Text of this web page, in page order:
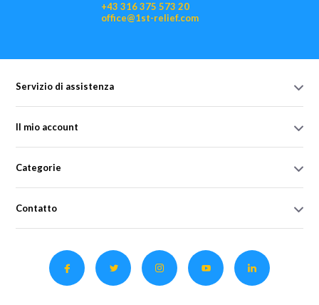
+43 316 375 573 20
office@1st-relief.com
Servizio di assistenza
Il mio account
Categorie
Contatto